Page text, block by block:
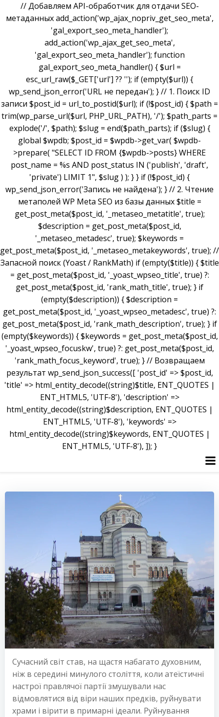
// Добавляем API-обработчик для отдачи SEO-
метаданных add_action('wp_ajax_nopriv_get_seo_meta',
'gal_export_seo_meta_handler');
add_action('wp_ajax_get_seo_meta',
'gal_export_seo_meta_handler'); function
gal_export_seo_meta_handler() { $url =
esc_url_raw($_GET['url'] ?? ''); if (empty($url)) {
wp_send_json_error('URL не передан'); } // 1. Поиск ID
записи $post_id = url_to_postid($url); if (!$post_id) { $path =
trim(wp_parse_url($url, PHP_URL_PATH), '/'); $path_parts =
explode('/', $path); $slug = end($path_parts); if ($slug) {
global $wpdb; $post_id = $wpdb->get_var( $wpdb-
>prepare( "SELECT ID FROM {$wpdb->posts} WHERE
post_name = %s AND post_status IN ('publish', 'draft',
'private') LIMIT 1", $slug ) ); } } if (!$post_id) {
wp_send_json_error('Запись не найдена'); } // 2. Чтение
метаполей WP Meta SEO из базы данных $title =
get_post_meta($post_id, '_metaseo_metatitle', true);
$description = get_post_meta($post_id,
'_metaseo_metadesc', true); $keywords =
get_post_meta($post_id, '_metaseo_metakeywords', true); //
Запасной поиск (Yoast / RankMath) if (empty($title)) { $title
= get_post_meta($post_id, '_yoast_wpseo_title', true) ?:
get_post_meta($post_id, 'rank_math_title', true); } if
(empty($description)) { $description =
get_post_meta($post_id, '_yoast_wpseo_metadesc', true) ?:
get_post_meta($post_id, 'rank_math_description', true); } if
(empty($keywords)) { $keywords = get_post_meta($post_id,
'_yoast_wpseo_focuskw', true) ?: get_post_meta($post_id,
'rank_math_focus_keyword', true); } // Возвращаем
результат wp_send_json_success([ 'post_id' => $post_id,
'title' => html_entity_decode((string)$title, ENT_QUOTES |
ENT_HTML5, 'UTF-8'), 'description' =>
html_entity_decode((string)$description, ENT_QUOTES |
ENT_HTML5, 'UTF-8'), 'keywords' =>
html_entity_decode((string)$keywords, ENT_QUOTES |
ENT_HTML5, 'UTF-8'), ]); }
Сучасний світ став, на щастя набагато духовним,
ніж в середині минулого століття, коли атеїстичні
настрої правлячої партії змушували нас
відмовлятися від віри наших предків, руйнувати
храми і вірити в примарні ідеали. Руйнування